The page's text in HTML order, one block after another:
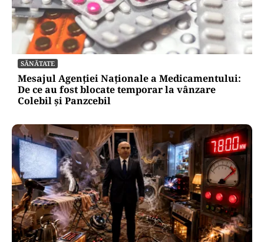
POLITICĂ
Ciprian Șerban îl acuză pe Ilie Bolojan de
dezinformare în scandalul proiectului Bala II:
„A fost blocat de Comisia Europeană, nu
abandonat”
SĂNĂTATE